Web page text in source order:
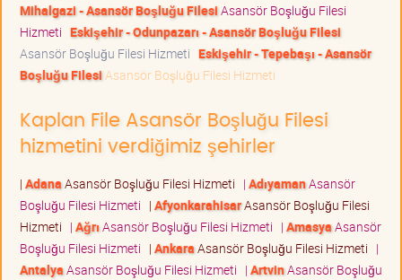
Mihalgazi - Asansör Boşluğu FilesiAsansör Boşluğu Filesi
Hizmeti Eskişehir - Odunpazarı - Asansör Boşluğu Filesi
Asansör Boşluğu Filesi Hizmeti Eskişehir - Tepebaşı - Asansör
Boşluğu Filesi Asansör Boşluğu Filesi Hizmeti
Kaplan File Asansör Boşluğu Filesi
hizmetini verdiğimiz şehirler
| AdanaAsansör Boşluğu Filesi Hizmeti | AdıyamanAsansör
Boşluğu Filesi Hizmeti | AfyonkarahisarAsansör Boşluğu Filesi
Hizmeti | AğrıAsansör Boşluğu Filesi Hizmeti | AmasyaAsansör
Boşluğu Filesi Hizmeti | AnkaraAsansör Boşluğu Filesi Hizmeti |
AntalyaAsansör Boşluğu Filesi Hizmeti | ArtvinAsansör Boşluğu